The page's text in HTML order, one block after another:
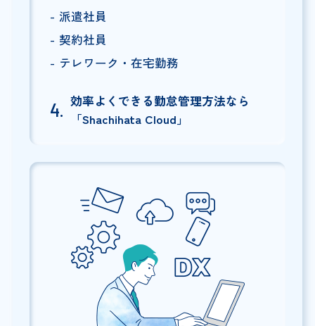
派遣社員
契約社員
テレワーク・在宅勤務
効率よくできる勤怠管理方法なら
「Shachihata Cloud」